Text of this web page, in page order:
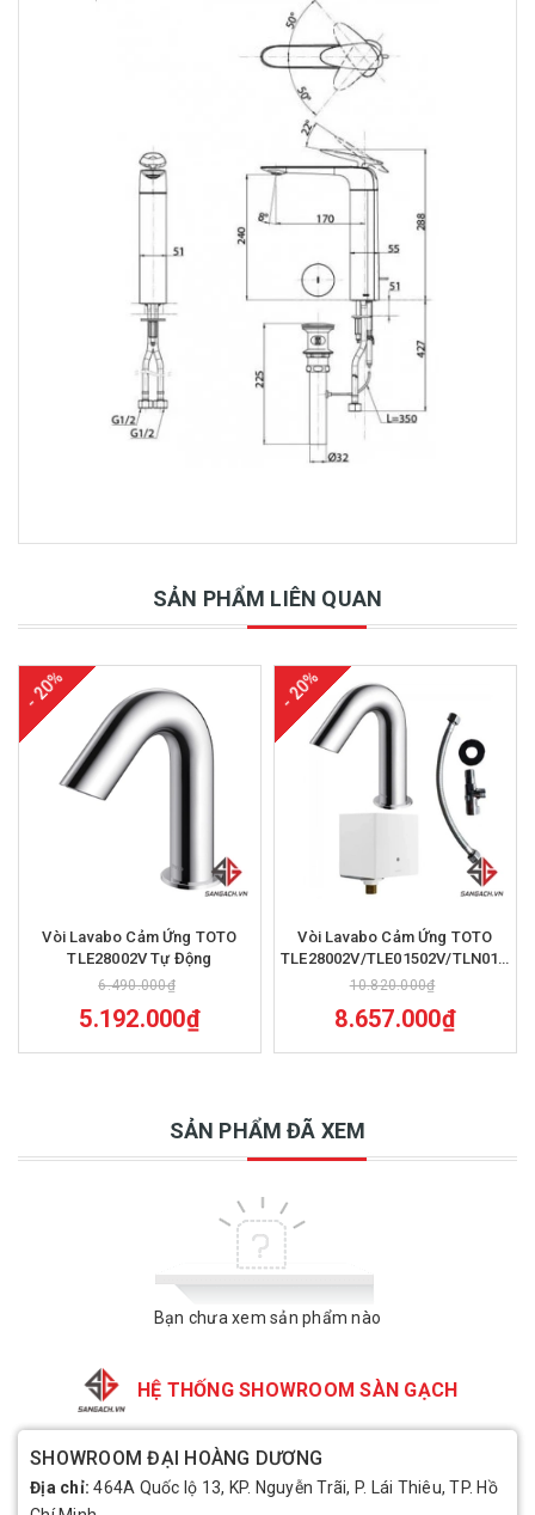
SẢN PHẨM LIÊN QUAN
- 20%
Vòi Lavabo Cảm Ứng TOTO
TLE28002V Tự Động
6.490.000₫
5.192.000₫
- 20%
Vòi Lavabo Cảm Ứng TOTO
TLE28002V/TLE01502V/TLN01102A
220V 2L
10.820.000₫
8.657.000₫
SẢN PHẨM ĐÃ XEM
Bạn chưa xem sản phẩm nào
HỆ THỐNG SHOWROOM SÀN GẠCH
SHOWROOM ĐẠI HOÀNG DƯƠNG
Địa chỉ:464A Quốc lộ 13, KP. Nguyễn Trãi, P. Lái Thiêu, TP. Hồ